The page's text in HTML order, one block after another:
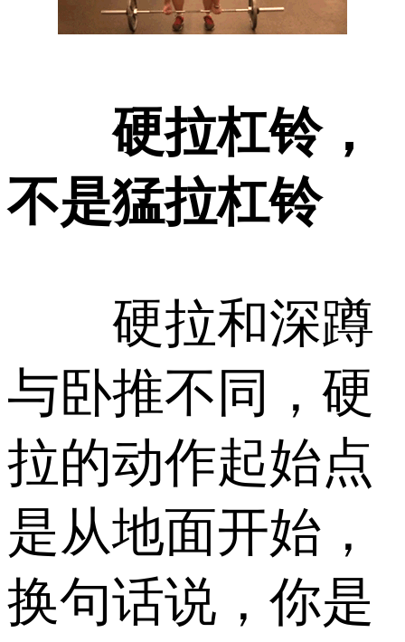
硬拉杠铃，
不是猛拉杠铃
硬拉和深蹲
与卧推不同，硬
拉的动作起始点
是从地面开始，
换句话说，你是